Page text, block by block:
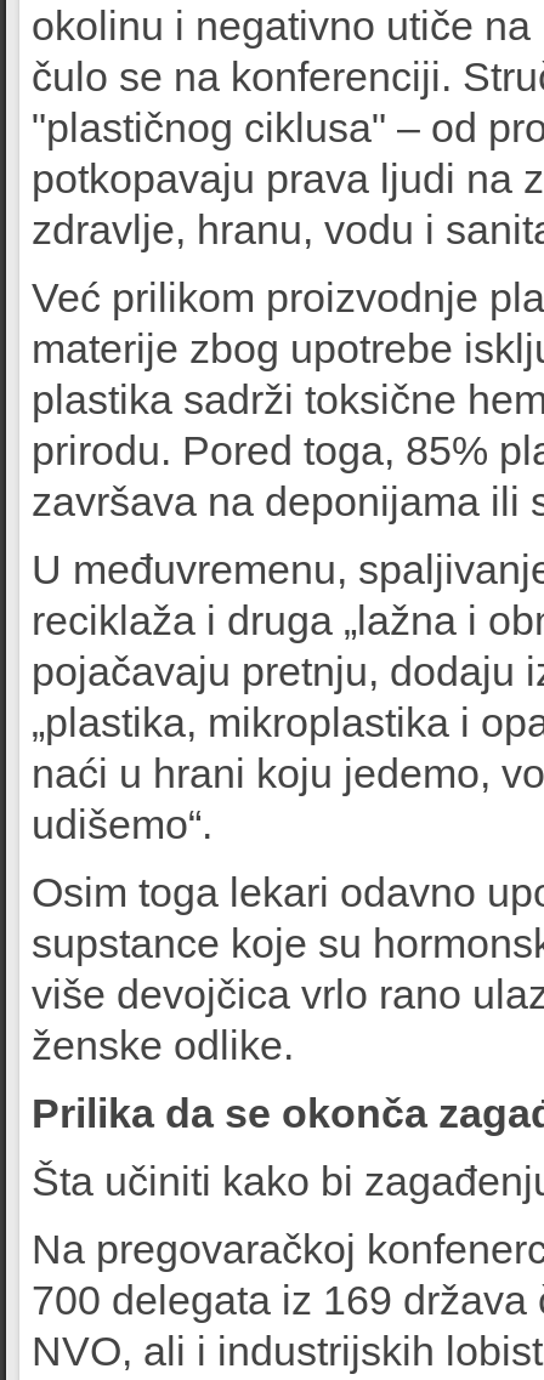
okolinu i negativno utiče
čulo se na konferenciji.
"plastičnog ciklusa" – od
potkopavaju prava ljudi na
zdravlje, hranu, vodu i
Već prilikom proizvodnje
materije zbog upotrebe
plastika sadrži toksične
prirodu. Pored toga, 85%
završava na deponijama ili
U međuvremenu,
reciklaža i druga „lažna i
pojačavaju pretnju, dodaju
„plastika, mikroplastika i
naći u hrani koju jedemo,
udišemo“.
Osim toga lekari odavno
supstance koje su
više devojčica vrlo rano
ženske odlike.
Prilika da se okonča
Šta učiniti kako bi
Na pregovaračkoj
700 delegata iz 169
NVO, ali i industrijskih